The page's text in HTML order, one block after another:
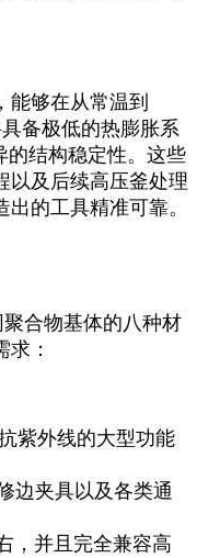
能够在从常温到
备极低的热膨胀系
的结构稳定性。这些
以及后续高压釜处理
的工具精准可靠。
合物基体的八种材
：
紫外线的大型功能
边夹具以及各类通
，并且完全兼容高